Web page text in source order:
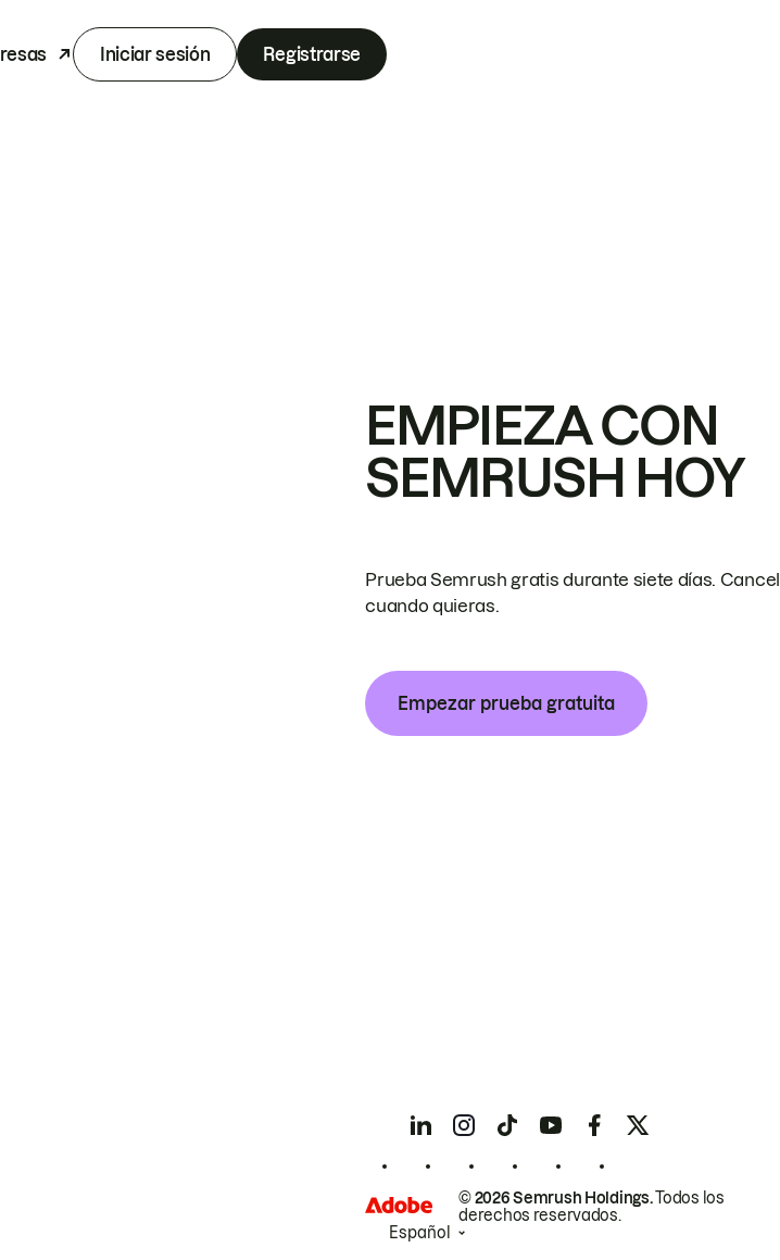
Iniciar sesión Registrarse
EMPIEZA CON
SEMRUSH HOY
Prueba Semrush gratis durante siete días.
cuando quieras.
Empezar prueba gratuita
© 2026 Semrush Holdings.Todos los
derechos reservados.
Español